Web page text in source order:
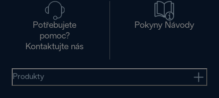
Potřebujete
pomoc?
Kontaktujte nás
Pokyny Návody
Produkty